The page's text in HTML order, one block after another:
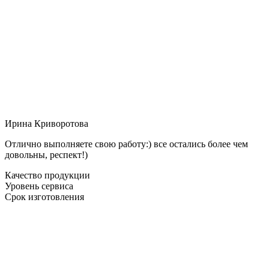
Ирина Криворотова
Отлично выполняете свою работу:) все остались более чем
довольны, респект!)
Качество продукции
Уровень сервиса
Срок изготовления